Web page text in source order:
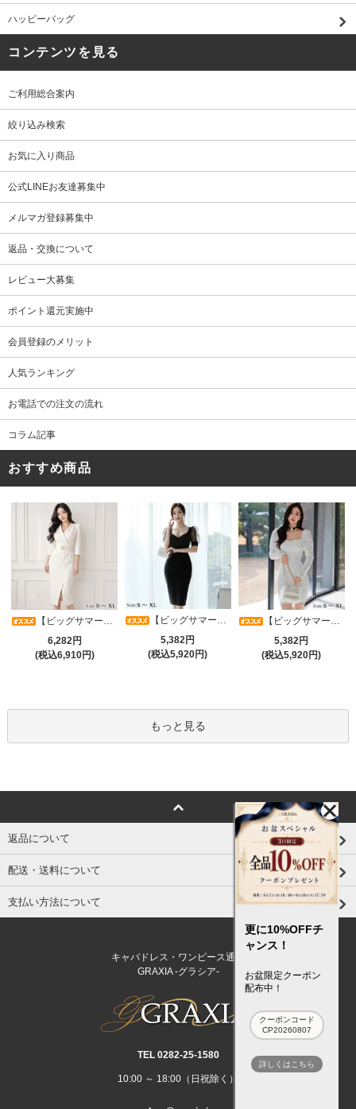
ハッピーバッグ
コンテンツを見る
ご利用総合案内
絞り込み検索
お気に入り商品
公式LINEお友達募集中
メルマガ登録募集中
返品・交換について
レビュー大募集
ポイント還元実施中
会員登録のメリット
人気ランキング
お電話での注文の流れ
コラム記事
おすすめ商品
【ビッグサマーセール対象品】アシメカシュクール7分袖ワンピース(キャバドレス・CABARETDRESS)
6,282円
(税込6,910円)
【ビッグサマーセール対象品】光沢シアースリーブが軽やかなカシュクールVネックドレープミディドレス(キャバドレス・CABARETDRESS)
5,382円
(税込5,920円)
【ビッグサマーセール対象品】ラグジュアリーオーナメントレースパフスリーブワンピース(キャバドレス・CABARETDRESS)
5,382円
(税込5,920円)
もっと見る
返品について
配送・送料について
支払い方法について
キャバドレス・ワンピース通販
GRAXIA -グラシア-
TEL 0282‐25‐1580
10:00 ～ 18:00（日祝除く）
更に10%OFFチ
ャンス！
お盆限定クーポン
配布中！
クーポンコード
CP20260807
詳しくはこちら